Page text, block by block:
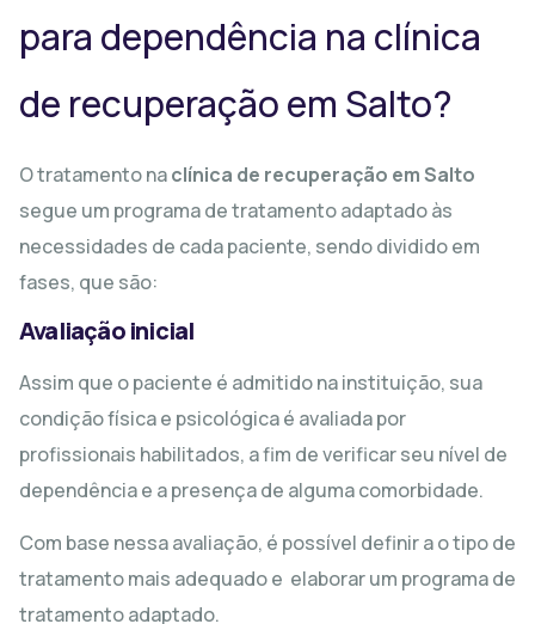
para dependência na clínica
de recuperação em Salto?
O tratamento naclínica de recuperação em Salto
segue um programa de tratamento adaptado às
necessidades de cada paciente, sendo dividido em
fases, que são:
Avaliação inicial
Assim que o paciente é admitido na instituição, sua
condição física e psicológica é avaliada por
profissionais habilitados, a fim de verificar seu nível de
dependência e a presença de alguma comorbidade.
Com base nessa avaliação, é possível definir a o tipo de
tratamento mais adequado e elaborar um programa de
tratamento adaptado.